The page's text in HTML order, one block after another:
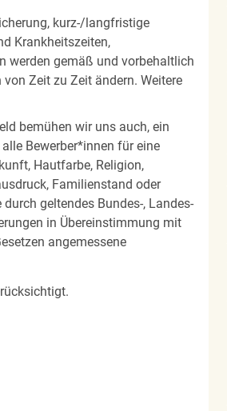
kurz-/langfristige
Krankheitszeiten,
werden gemäß und vorbehaltlich
Zeit zu Zeit ändern. Weitere
bemühen wir uns auch, ein
Bewerber*innen für eine
Hautfarbe, Religion,
Familienstand oder
geltendes Bundes-, Landes-
in Übereinstimmung mit
angemessene